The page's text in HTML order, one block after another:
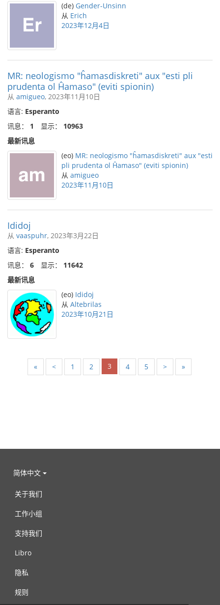
(de) Gender-Unsinn
从 Erich
2023年12月4日
MR: neologismo "ĥamasdiskreti" aux "esti pli
prudenta ol Ĥamaso" (eviti spionin)
从 amigueo, 2023年11月10日
语言: Esperanto
讯息： 1 显示： 10963
最新讯息
(eo) MR: neologismo "ĥamasdiskreti" aux "esti
pli prudenta ol Ĥamaso" (eviti spionin)
从 amigueo
2023年11月10日
Ididoj
从 vaaspuhr, 2023年3月22日
语言: Esperanto
讯息： 6 显示： 11642
最新讯息
(eo) Ididoj
从 Altebrilas
2023年10月21日
« < 1 2 3 4 5 > »
简体中文
关于我们
工作小组
支持我们
Libro
隐私
规则